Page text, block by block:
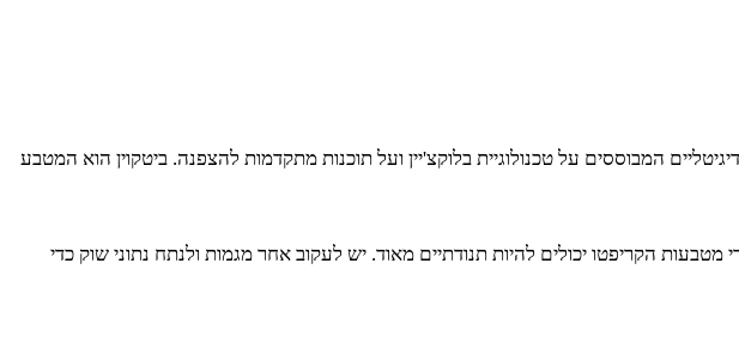
המבוססים על טכנולוגיית בלוקצ'יין ועל תוכנות מתקדמות להצפנה. ביטקוין הוא המטבע
הקריפטו יכולים להיות תנודתיים מאוד. יש לעקוב אחר מגמות ולנתח נתוני שוק כדי